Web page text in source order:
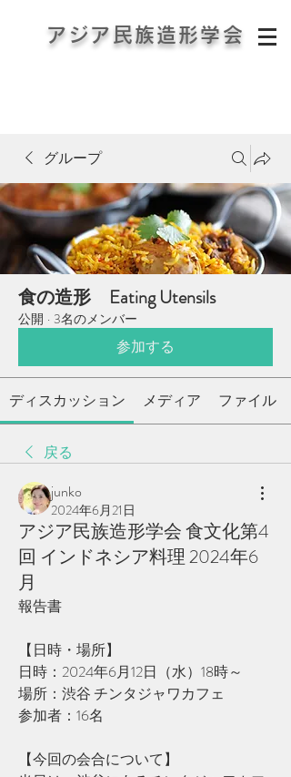
アジア民族造形学会
Asia Ethno-Forms Association
グループ
食の造形 Eating Utensils
公開 · 3名のメンバー
参加する
ディスカッション メディア ファイル
戻る
junko
2024年6月21日
アジア民族造形学会 食文化第4
回 インドネシア料理 2024年6
月
報告書
【日時・場所】
日時：2024年6月12日（水）18時～
場所：渋谷 チンタジャワカフェ
参加者：16名
【今回の会合について】